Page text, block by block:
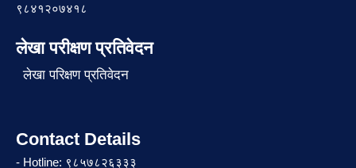
९८४१२०७४१८
लेखा परीक्षण प्रतिवेदन
लेखा परिक्षण प्रतिवेदन
Contact Details
- Hotline: ९८५७८२६३३३